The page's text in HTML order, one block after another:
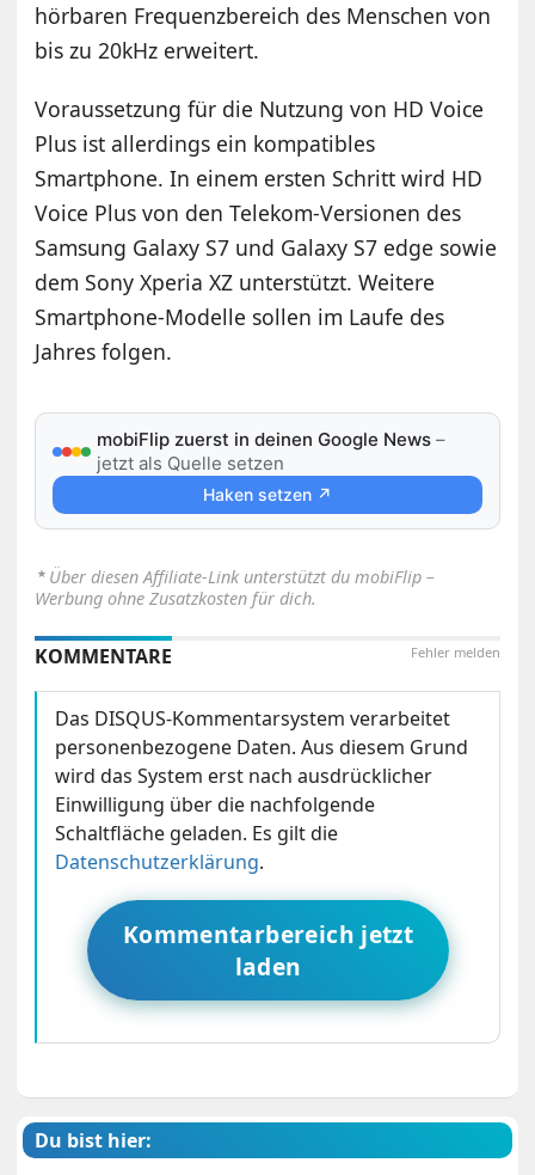
hörbaren Frequenzbereich des Menschen von
bis zu 20kHz erweitert.
Voraussetzung für die Nutzung von HD Voice
Plus ist allerdings ein kompatibles
Smartphone. In einem ersten Schritt wird HD
Voice Plus von den Telekom-Versionen des
Samsung Galaxy S7 und Galaxy S7 edge sowie
dem Sony Xperia XZ unterstützt. Weitere
Smartphone-Modelle sollen im Laufe des
Jahres folgen.
mobiFlip zuerst in deinen Google News –
jetzt als Quelle setzen
Haken setzen ↗
⋆ Über diesen Affiliate-Link unterstützt du mobiFlip –
Werbung ohne Zusatzkosten für dich.
Fehler melden
KOMMENTARE
Das DISQUS-Kommentarsystem verarbeitet
personenbezogene Daten. Aus diesem Grund
wird das System erst nach ausdrücklicher
Einwilligung über die nachfolgende
Schaltfläche geladen. Es gilt die
Datenschutzerklärung.
Kommentarbereich jetzt
laden
Du bist hier: